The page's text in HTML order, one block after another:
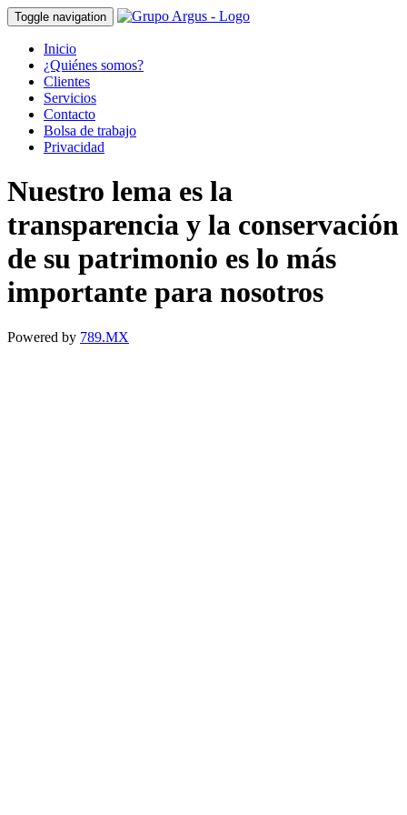
Toggle navigation
Inicio
¿Quiénes somos?
Clientes
Servicios
Contacto
Bolsa de trabajo
Privacidad
Nuestro lema es la
transparencia y la conservación
de su patrimonio es lo más
importante para nosotros
Powered by 789.MX